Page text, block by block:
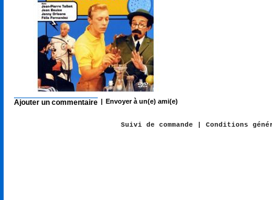
Ajouter un commentaire | Envoyer à un(e) ami(e)
Suivi de commande |Conditions